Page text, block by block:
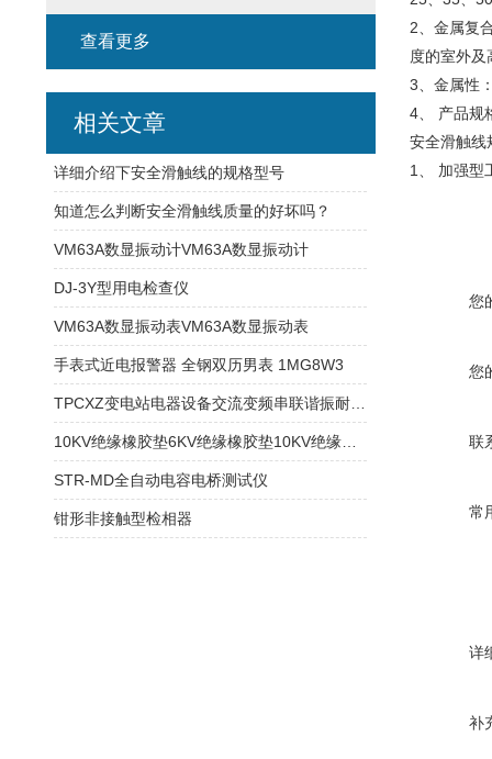
2、金属复
度的室外及
3、金属性
4、 产品规
安全滑触线
1、 加强型
您
您
联
常
详
补
查看更多
相关文章
详细介绍下安全滑触线的规格型号
知道怎么判断安全滑触线质量的好坏吗？
VM63A数显振动计VM63A数显振动计
DJ-3Y型用电检查仪
VM63A数显振动表VM63A数显振动表
手表式近电报警器 全钢双历男表 1MG8W3
STR-MD全自动电容电桥测试仪
钳形非接触型检相器